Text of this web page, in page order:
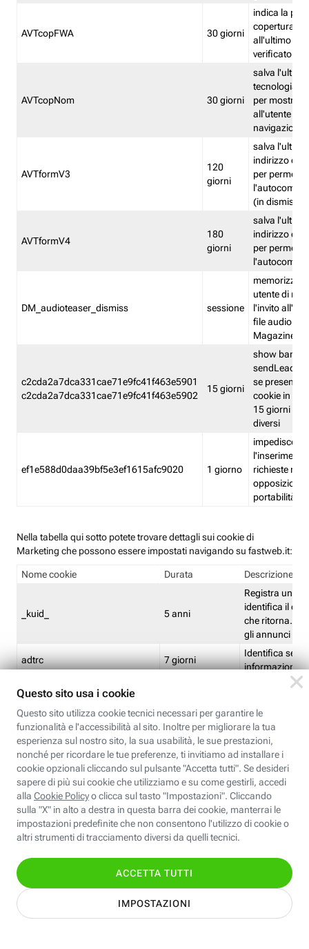
AVTcopFWA 30 giorni
indica la
copertura
all'ultimo
verificato
AVTcopNom 30 giorni
salva l'ultima
tecnologia
per
all'utente
navigazione
AVTformV3
120
giorni
salva l'ultimo
indirizzo di
per
(in
AVTformV4
180
giorni
salva l'ultimo
indirizzo di
per
DM_audioteaser_dismiss sessione
memorizza
utente di
l'invito
file audio del
Magazine
c2cda2a7dca331cae71e9fc41f463e5901
c2cda2a7dca331cae71e9fc41f463e5902
15 giorni
show banner
sendLead
se presenti
cookie in un
15 giorni e
diversi
ef1e588d0daa39bf5e3ef1615afc9020 1 giorno
impedisce
l'inserimento
richieste
opposizione
portabilità
Nella tabella qui sotto potete trovare dettagli sui cookie di
Marketing che possono essere impostati navigando su fastweb.it:
Nome cookie Durata Descrizione
_kuid_ 5 anni
Registra un ID
identifica il
che ritorna.
gli annunci
adtrc 7 giorni
Identifica se
informazioni
CFFC<TagID>
Limite di
CM 1 giorno
Identifica se
ricontrollare
corrispondenti
(impostata da
CM14 14 giorni
Identifica se
ricontrollare
corrispondenti
(impostata da
pagine
EBFC<BannerID> 7 giorni
Identifica la
banner
Identifica la